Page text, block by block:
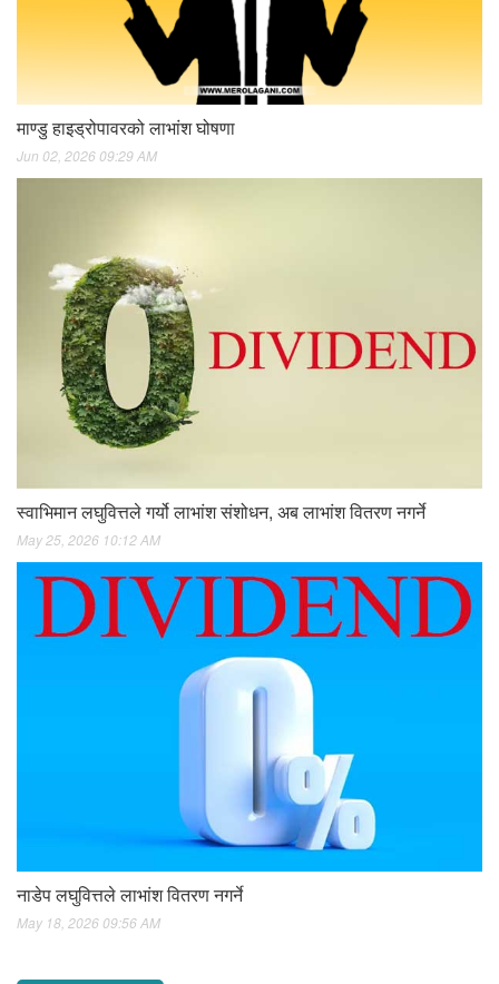
माण्डु हाइड्रोपावरको लाभांश घोषणा
Jun 02, 2026 09:29 AM
स्वाभिमान लघुवित्तले गर्यो लाभांश संशोधन, अब लाभांश वितरण नगर्ने
May 25, 2026 10:12 AM
नाडेप लघुवित्तले लाभांश वितरण नगर्ने
May 18, 2026 09:56 AM